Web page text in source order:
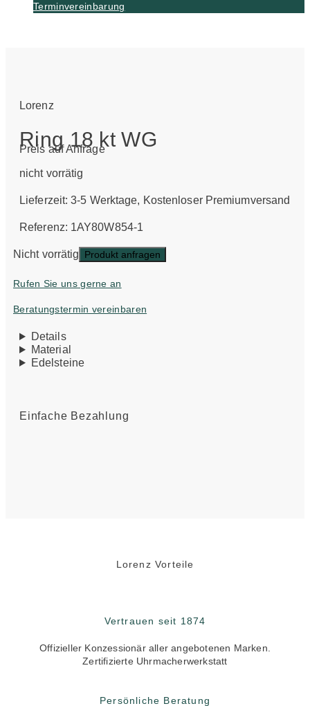
Terminvereinbarung
Lorenz
Ring 18 kt WG
Preis auf Anfrage
nicht vorrätig
Lieferzeit:3-5 Werktage, Kostenloser Premiumversand
Referenz: 1AY80W854-1
Nicht vorrätig Produkt anfragen
Rufen Sie uns gerne an
Beratungstermin vereinbaren
Details
Material
Edelsteine
Einfache Bezahlung
Lorenz Vorteile
Vertrauen seit 1874
Offizieller Konzessionär aller angebotenen Marken.
Zertifizierte Uhrmacherwerkstatt
Persönliche Beratung